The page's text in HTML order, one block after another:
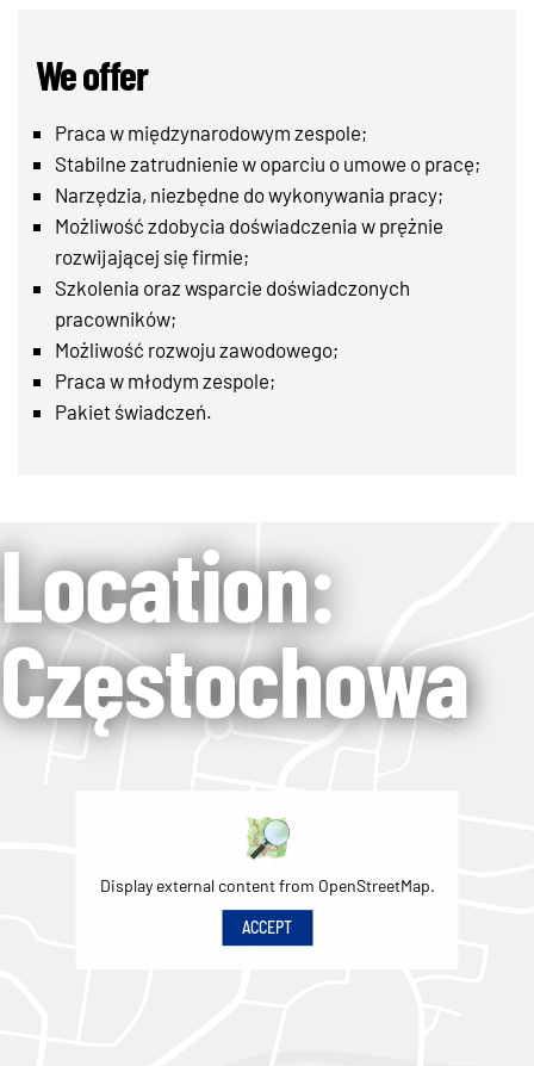
We offer
Praca w międzynarodowym zespole;
Stabilne zatrudnienie w oparciu o umowe o pracę;
Narzędzia, niezbędne do wykonywania pracy;
Możliwość zdobycia doświadczenia w prężnie
rozwijającej się firmie;
Szkolenia oraz wsparcie doświadczonych
pracowników;
Możliwość rozwoju zawodowego;
Praca w młodym zespole;
Pakiet świadczeń.
Location:
Częstochowa
Display external content from OpenStreetMap.
ACCEPT